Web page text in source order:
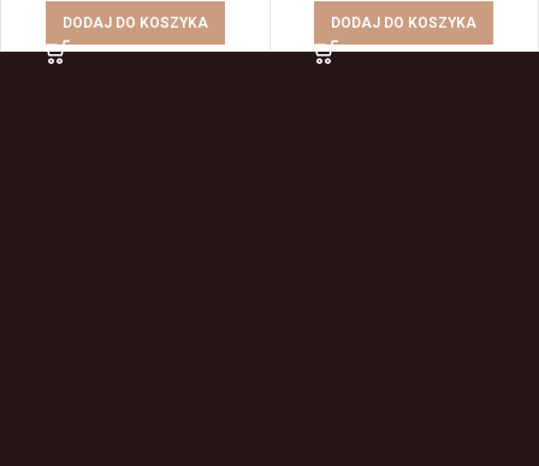
DODAJ DO KOSZYKA DODAJ DO KOSZYKA